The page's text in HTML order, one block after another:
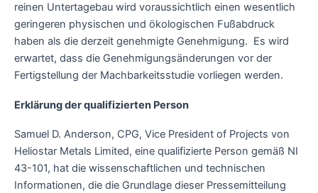
reinen Untertagebau wird voraussichtlich einen wesentlich
geringeren physischen und ökologischen Fußabdruck
haben als die derzeit genehmigte Genehmigung. Es wird
erwartet, dass die Genehmigungsänderungen vor der
Fertigstellung der Machbarkeitsstudie vorliegen werden.
Erklärung der qualifizierten Person
Samuel D. Anderson, CPG, Vice President of Projects von
Heliostar Metals Limited, eine qualifizierte Person gemäß NI
43-101, hat die wissenschaftlichen und technischen
Informationen, die die Grundlage dieser Pressemitteilung